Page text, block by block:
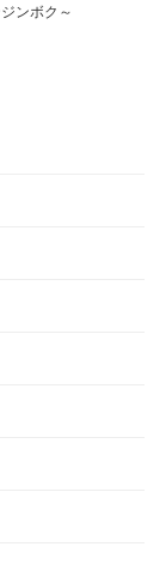
ンボク～